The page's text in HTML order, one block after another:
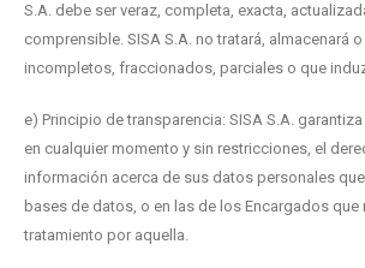
S.A. debe ser veraz, completa, exacta,
comprensible. SISA S.A. no tratará, almacenará
incompletos, fraccionados, parciales o que
e) Principio de transparencia: SISA S.A.
en cualquier momento y sin restricciones, el
información acerca de sus datos personales
bases de datos, o en las de los Encargados que
tratamiento por aquella.